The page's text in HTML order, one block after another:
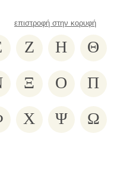
επιστροφή στην κορυφή
Ζ Η Θ
Ξ Ο Π
Χ Ψ Ω